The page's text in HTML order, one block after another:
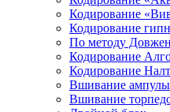
Кодирование
Кодирование
По методу
Кодирование
Кодирование
Вшивание ампулы
Вшивание